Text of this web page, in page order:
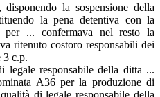
la sospensione della
la pena detentiva con la
per ... confermava nel resto la
ritenuto costoro responsabili dei
3 c.p.
responsabile della ditta ...
A36 per la produzione di
di legale responsabile della